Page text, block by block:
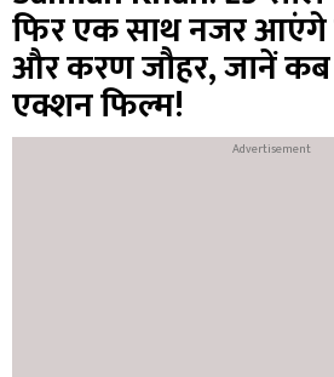
फिर एक साथ नजर
और करण जौहर, जानें कब
एक्शन फिल्म!